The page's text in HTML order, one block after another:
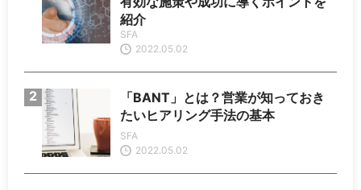
紹介
2022.05.02
SFA
「BANT」とは？営業が知っておき
たいヒアリング手法の基本
2022.05.02
SFA